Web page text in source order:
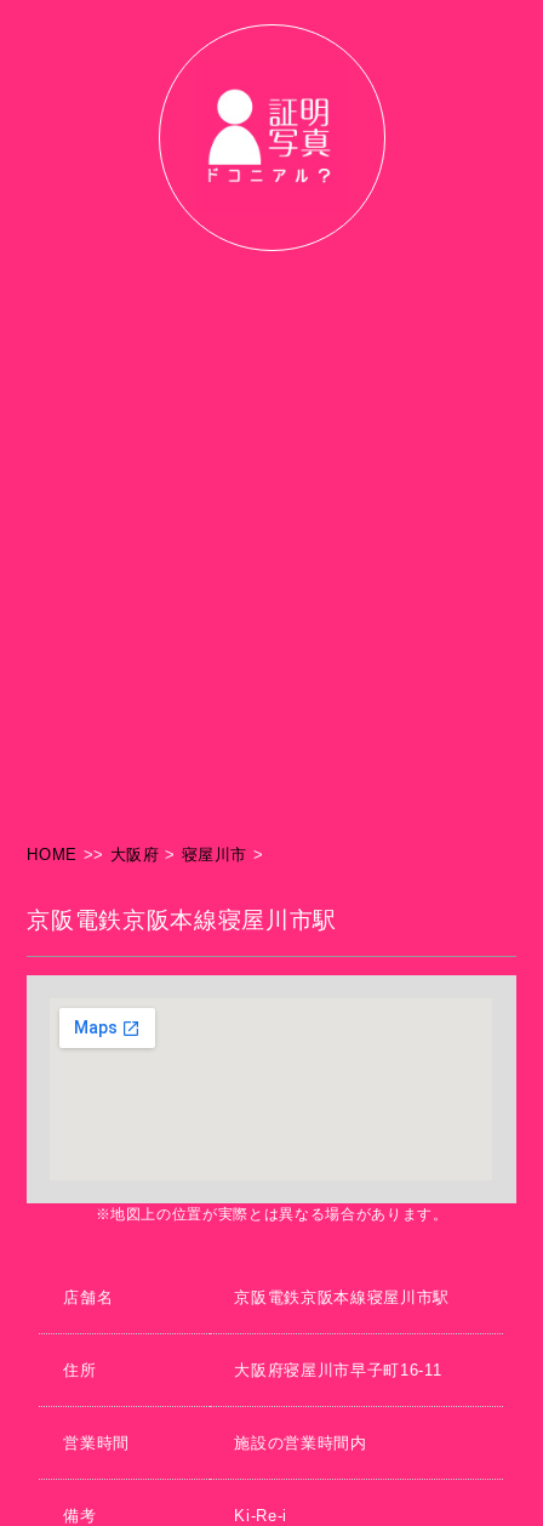
HOME >> 大阪府 > 寝屋川市 >
京阪電鉄京阪本線寝屋川市駅
※地図上の位置が実際とは異なる場合があります。
店舗名 京阪電鉄京阪本線寝屋川市駅
住所 大阪府寝屋川市早子町16-11
営業時間 施設の営業時間内
備考 Ki-Re-i